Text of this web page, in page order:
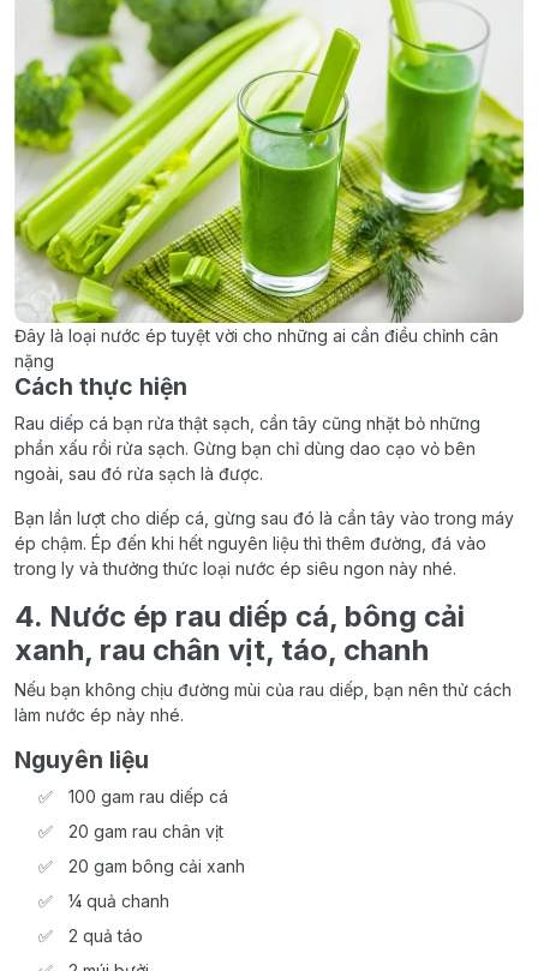
Đây là loại nước ép tuyệt vời cho những ai cần điều chỉnh cân
nặng
Cách thực hiện
Rau diếp cá bạn rửa thật sạch, cần tây cũng nhặt bỏ những
phần xấu rồi rửa sạch. Gừng bạn chỉ dùng dao cạo vỏ bên
ngoài, sau đó rửa sạch là được.
Bạn lần lượt cho diếp cá, gừng sau đó là cần tây vào trong máy
ép chậm. Ép đến khi hết nguyên liệu thì thêm đường, đá vào
trong ly và thưởng thức loại nước ép siêu ngon này nhé.
4. Nước ép rau diếp cá, bông cải
xanh, rau chân vịt, táo, chanh
Nếu bạn không chịu đường mùi của rau diếp, bạn nên thử cách
làm nước ép này nhé.
Nguyên liệu
100 gam rau diếp cá
20 gam rau chân vịt
20 gam bông cải xanh
¼ quả chanh
2 quả táo